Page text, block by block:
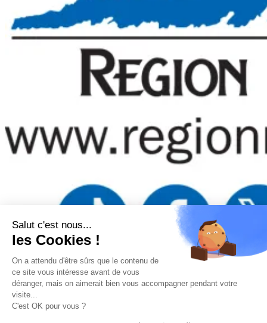
Mentions légales–Politique de confidentialité
des cookies–Remboursements/ Retours – Conditions
générales d’utilisation
“Ce site a été financé à l’aide du FEDER (REACT-UE) dans le
cadre de la réponse de l’Union européenne à la pandémie
COVID-19. L’Europe s’engage à La Réunion”
Salut c'est nous...
les Cookies !
On a attendu d'être sûrs que le contenu de
ce site vous intéresse avant de vous
déranger, mais on aimerait bien vous accompagner pendant votre
visite...
C'est OK pour vous ?